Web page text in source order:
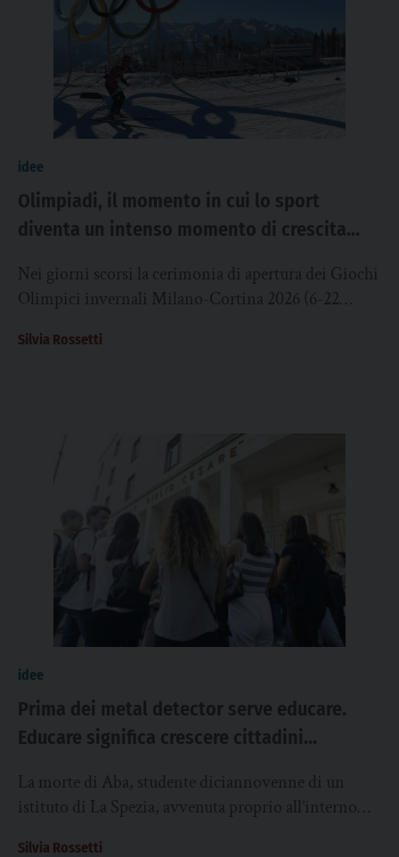
idee
Olimpiadi, il momento in cui lo sport
diventa un intenso momento di crescita
linguaggio universale fatto di impegno,
sacrificio e dialogo
Nei giorni scorsi la cerimonia di apertura dei Giochi
Olimpici invernali Milano-Cortina 2026 (6-22
Silvia Rossetti
idee
Prima dei metal detector serve educare.
Educare significa crescere cittadini
responsabilità
La morte di Aba, studente diciannovenne di un
istituto di La Spezia, avvenuta proprio all’interno
Silvia Rossetti